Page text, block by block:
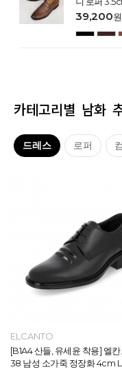
39,200원
카테고리별 남화
드레스 로퍼
MAZZ
마쯔 by 엘칸토 남성 데이엔
3.5cm LCMS20M413
ELCANTO
[B1A4 산들, 유세윤 착용] 엘
38 남성 소가죽 정장화 4cm
MAZZ
[박형식, 지창욱 착용] 마쯔 by
남성 페니 로퍼 3.5cm
MAZZ
마쯔 by 엘칸토 남성 데일리
4cm LCMF95M111
MAZZ
마쯔 by 엘칸토 남성 데이엔
3.5cm LCMS20M413
ELCANTO
[B1A4 산들, 유세윤 착용] 엘
38 남성 소가죽 정장화 4cm